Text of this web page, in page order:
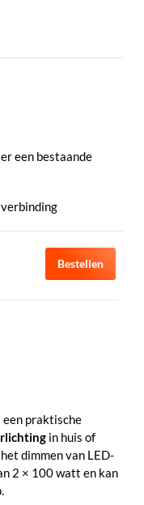
een bestaande
Bestellen
een praktische
in huis of
dimmen van LED-
2 × 100 watt en kan